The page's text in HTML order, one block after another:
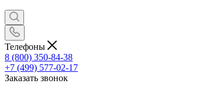
Телефоны
8 (800) 350-84-38
+7 (499) 577-02-17
Заказать звонок